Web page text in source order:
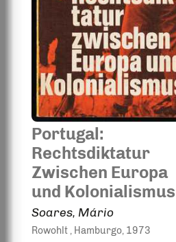
Portugal:
Rechtsdiktatur
Zwischen Europa
und Kolonialismus
Soares, Mário
Rowohlt , Hamburgo, 1973